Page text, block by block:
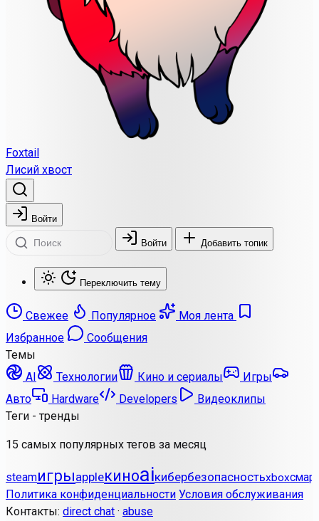
Foxtail
Лисий хвост
Войти
Войти Добавить топик
Переключить тему
Свежее Популярное
Моя лента
Избранное
Сообщения
Темы
AI
Технологии Кино и сериалы
Игры
Авто
Hardware Developers
Видеоклипы
Теги - тренды
15 самых популярных тегов за месяц
steamигрыappleкиноaiкибербезопасностьxbox
Политика конфиденциальности Условия обслуживания
Контакты: direct chat · abuse